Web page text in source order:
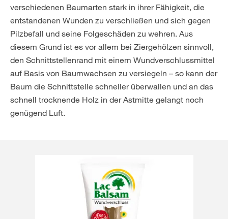
verschiedenen Baumarten stark in ihrer Fähigkeit, die
entstandenen Wunden zu verschließen und sich gegen
Pilzbefall und seine Folgeschäden zu wehren. Aus
diesem Grund ist es vor allem bei Ziergehölzen sinnvoll,
den Schnittstellenrand mit einem Wundverschlussmittel
auf Basis von Baumwachsen zu versiegeln – so kann der
Baum die Schnittstelle schneller überwallen und an das
schnell trocknende Holz in der Astmitte gelangt noch
genügend Luft.